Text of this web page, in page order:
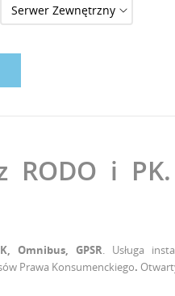
RODO i
Omnibus, GPSR. Usługa
Prawa Konsumenckiego.